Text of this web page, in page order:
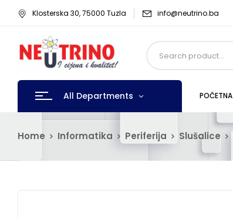
Klosterska 30, 75000 Tuzla info@neutrino.ba
All Departments POČETNA
Home Informatika Periferija Slušalice